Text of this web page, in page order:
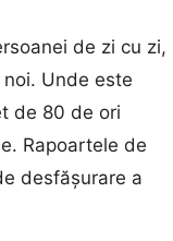
de zi cu zi,
Unde este
de 80 de ori
Rapoartele de
desfășurare a